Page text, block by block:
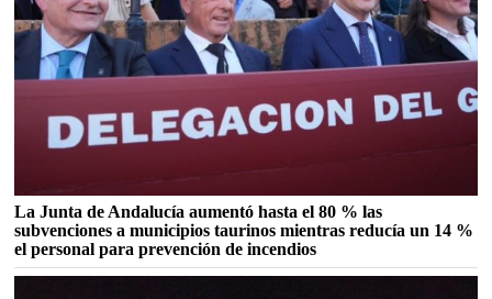
La Junta de Andalucía aumentó hasta el 80 % las
subvenciones a municipios taurinos mientras reducía un 14 %
el personal para prevención de incendios